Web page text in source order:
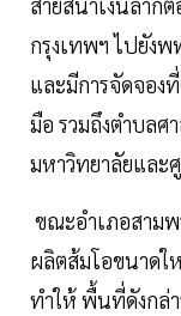
กรุงเทพฯ ไปยัง
และมีการจัดจอ
มือ รวมถึงตำบลศ
มหาวิทยาลัยและ
ขณะอำเภอสาม
ผลิตส้มโอขนาดใ
ทำให้ พื้นที่ดังกล่